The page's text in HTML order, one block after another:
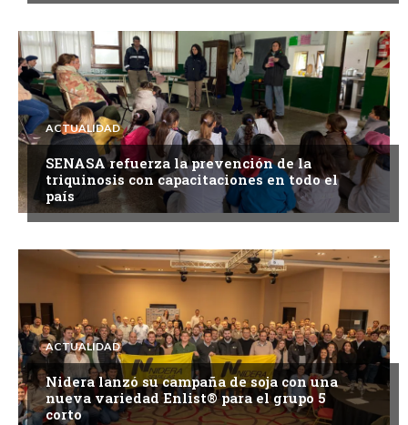
ACTUALIDAD
SENASA refuerza la prevención de la
triquinosis con capacitaciones en todo el
país
ACTUALIDAD
Nidera lanzó su campaña de soja con una
nueva variedad Enlist® para el grupo 5
corto